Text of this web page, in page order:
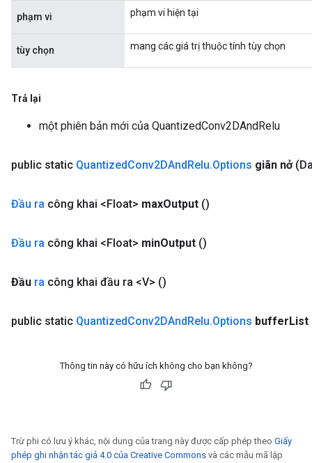
phạm vi phạm vi hiện tại
tùy chọn mang các giá trị thuộc tính tùy chọn
Trả lại
một phiên bản mới của QuantizedConv2DAndRelu
public static QuantizedConv2DAndRelu.Options giãn nở
Đầu ra công khai <Float> maxOutput ()
Đầu ra công khai <Float> minOutput ()
Đầu ra công khai đầu ra <V> ()
public static QuantizedConv2DAndRelu.Options bufferList
Thông tin này có hữu ích không cho bạn không?
Trừ phi có lưu ý khác, nội dung của trang này được cấp phép theo Giấy
phép ghi nhận tác giả 4.0 của Creative Commons và các mẫu mã lập